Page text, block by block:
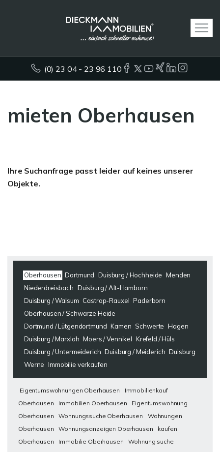
(0) 23 04 - 23 96 110
mieten Oberhausen
Ihre Suchanfrage passt leider auf keines unserer
Objekte.
Oberhausen Dortmund Duisburg / Hochheide Menden
Niederdreisbach Duisburg / Alt-Hamborn
Duisburg / Walsum Castrop-Rauxel Paderborn
Oberhausen / Schwarze Heide
Dortmund / Lütgendortmund Kamen Schwerte Hagen
Duisburg / Marxloh Moers / Vennikel Krefeld / Hüls
Duisburg / Untermeiderich Duisburg / Meiderich Duisburg
Werne Immobilie verkaufen
Eigentumswohnungen Oberhausen
Immobilienkauf
Oberhausen
Immobilien Oberhausen
Eigentumswohnung
Oberhausen
Wohnungssuche Oberhausen
Wohnungen
Oberhausen
Wohnungsanzeigen Oberhausen
kaufen
Oberhausen
Immobilie Oberhausen
Wohnung suche